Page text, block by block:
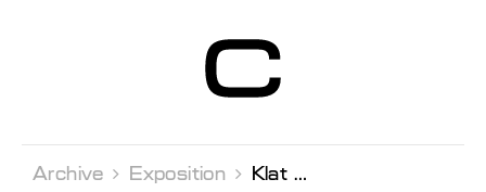
Contemporain
Genève
Archive  Exposition  Klat